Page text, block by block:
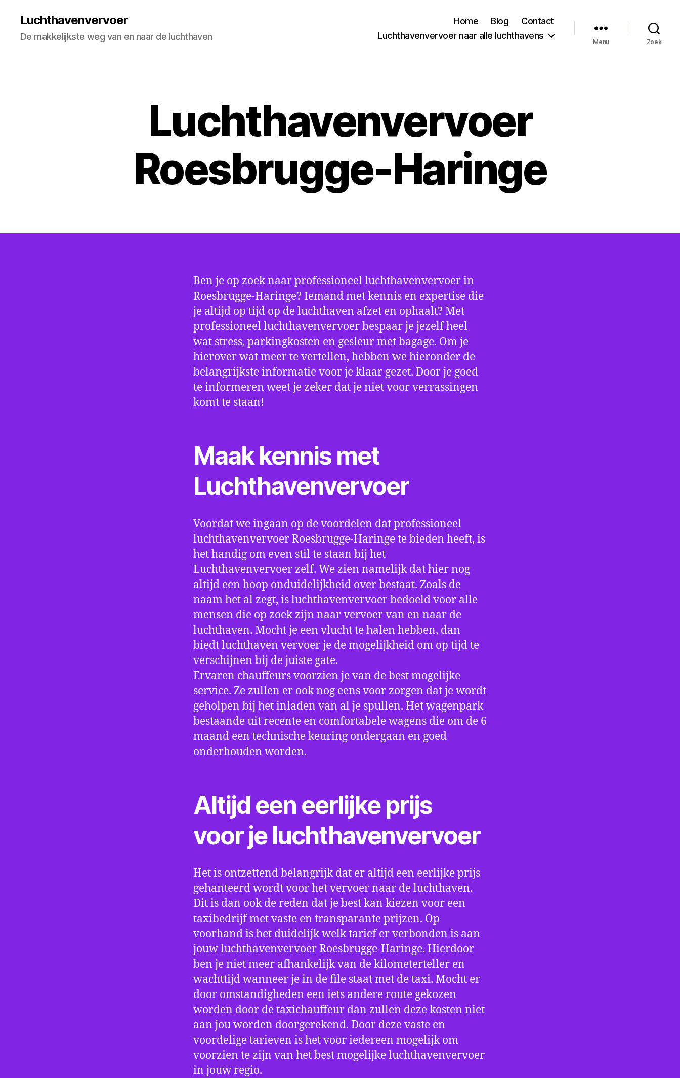
Luchthavenvervoer
De makkelijkste weg van en naar de luchthaven
Home Blog
Contact
Luchthavenvervoer naar alle luchthavens
Menu Zoek
Luchthavenvervoer
Roesbrugge-Haringe
Ben je op zoek naar professioneel luchthavenvervoer in
Roesbrugge-Haringe? Iemand met kennis en expertise die
je altijd op tijd op de luchthaven afzet en ophaalt? Met
professioneel luchthavenvervoer bespaar je jezelf heel
wat stress, parkingkosten en gesleur met bagage. Om je
hierover wat meer te vertellen, hebben we hieronder de
belangrijkste informatie voor je klaar gezet. Door je goed
te informeren weet je zeker dat je niet voor verrassingen
komt te staan!
Maak kennis met
Luchthavenvervoer
Voordat we ingaan op de voordelen dat professioneel
luchthavenvervoer Roesbrugge-Haringe te bieden heeft, is
het handig om even stil te staan bij het
Luchthavenvervoer zelf. We zien namelijk dat hier nog
altijd een hoop onduidelijkheid over bestaat. Zoals de
naam het al zegt, is luchthavenvervoer bedoeld voor alle
mensen die op zoek zijn naar vervoer van en naar de
luchthaven. Mocht je een vlucht te halen hebben, dan
biedt luchthaven vervoer je de mogelijkheid om op tijd te
verschijnen bij de juiste gate.
Ervaren chauffeurs voorzien je van de best mogelijke
service. Ze zullen er ook nog eens voor zorgen dat je wordt
geholpen bij het inladen van al je spullen. Het wagenpark
bestaande uit recente en comfortabele wagens die om de 6
maand een technische keuring ondergaan en goed
onderhouden worden.
Altijd een eerlijke prijs
voor je luchthavenvervoer
Het is ontzettend belangrijk dat er altijd een eerlijke prijs
gehanteerd wordt voor het vervoer naar de luchthaven.
Dit is dan ook de reden dat je best kan kiezen voor een
taxibedrijf met vaste en transparante prijzen. Op
voorhand is het duidelijk welk tarief er verbonden is aan
jouw luchthavenvervoer Roesbrugge-Haringe. Hierdoor
ben je niet meer afhankelijk van de kilometerteller en
wachttijd wanneer je in de file staat met de taxi. Mocht er
door omstandigheden een iets andere route gekozen
worden door de taxichauffeur dan zullen deze kosten niet
aan jou worden doorgerekend. Door deze vaste en
voordelige tarieven is het voor iedereen mogelijk om
voorzien te zijn van het best mogelijke luchthavenvervoer
in jouw regio.